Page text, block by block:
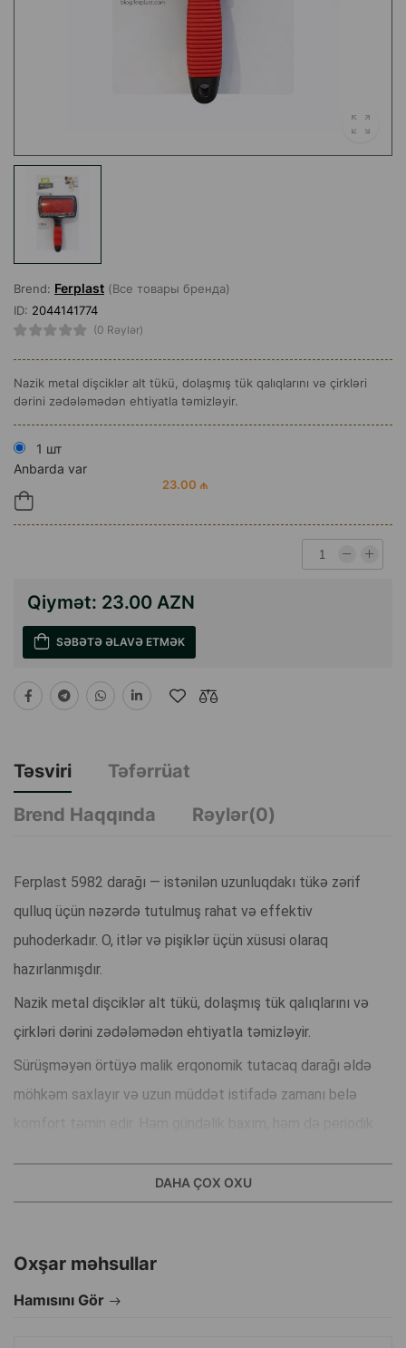
Brend: Ferplast (Все товары бренда)
ID: 2044141774
(0 Rəylər)
Nazik metal dişciklər alt tükü, dolaşmış tük qalıqlarını və çirkləri
dərini zədələmədən ehtiyatla təmizləyir.
1 шт
Anbarda var
23.00 ₼
Qiymət: 23.00 AZN
SƏBƏTƏ ƏLAVƏ ETMƏK
Təsviri
Təfərrüat
Brend Haqqında
Rəylər(0)
Ferplast 5982 darağı — istənilən uzunluqdakı tükə zərif
qulluq üçün nəzərdə tutulmuş rahat və effektiv
puhoderkadır. O, itlər və pişiklər üçün xüsusi olaraq
hazırlanmışdır.
Nazik metal dişciklər alt tükü, dolaşmış tük qalıqlarını və
çirkləri dərini zədələmədən ehtiyatla təmizləyir.
Sürüşməyən örtüyə malik erqonomik tutacaq darağı əldə
möhkəm saxlayır və uzun müddət istifadə zamanı belə
• Dəriyə zərər vermədən yumşaq təsir göstərir
• Möhkəm və rahat tutacağa malikdir
DAHA ÇOX OXU
Oxşar məhsullar
Hamısını Gör